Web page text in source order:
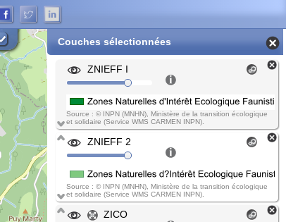
Couches sélectionnées
ZNIEFF I
Source : © INPN (MNHN), Ministère de la transition écologique
et solidaire (Service WMS CARMEN INPN).
ZNIEFF 2
Source : © INPN (MNHN), Ministère de la transition écologique
et solidaire (Service WMS CARMEN INPN).
ZICO